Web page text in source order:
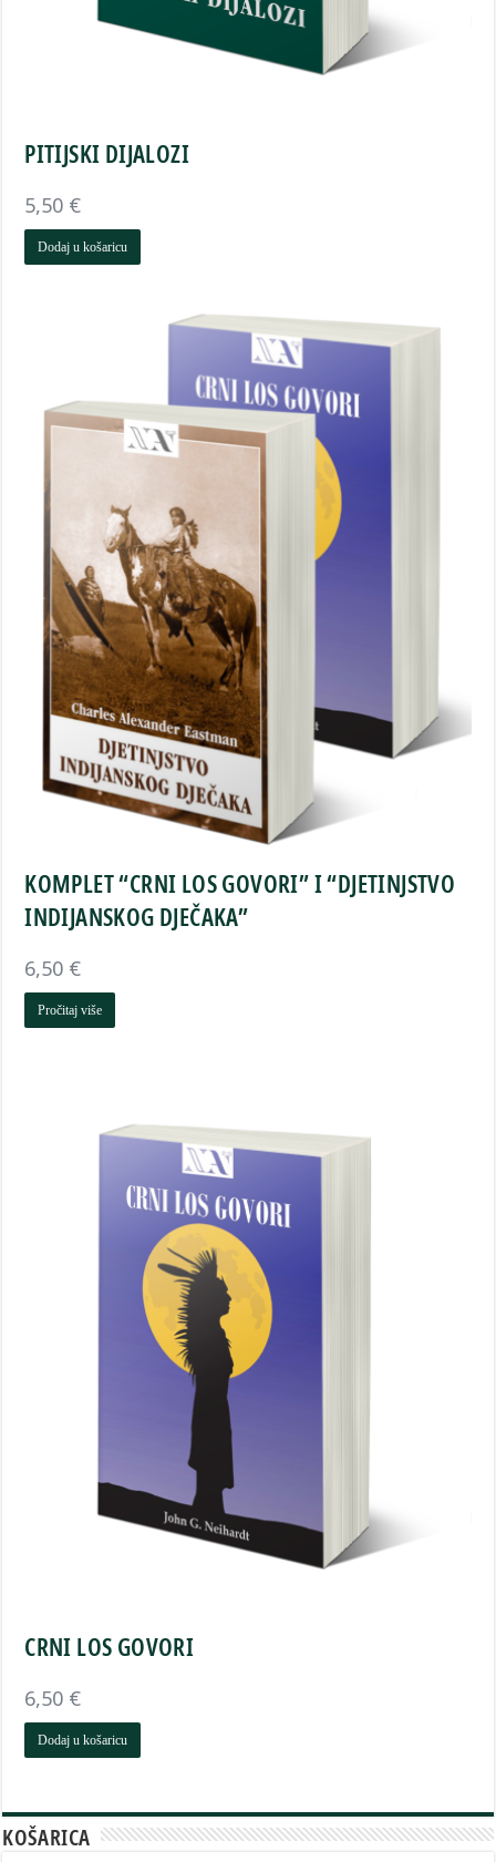
PITIJSKI DIJALOZI
5,50 €
Dodaj u košaricu
KOMPLET “CRNI LOS GOVORI” I “DJETINJSTVO
INDIJANSKOG DJEČAKA”
6,50 €
Pročitaj više
CRNI LOS GOVORI
6,50 €
Dodaj u košaricu
KOŠARICA